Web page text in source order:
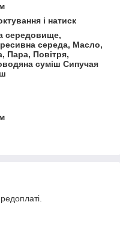
і натиск
середовище,
середа, Масло,
Пара, Повітря,
суміш Сипучая